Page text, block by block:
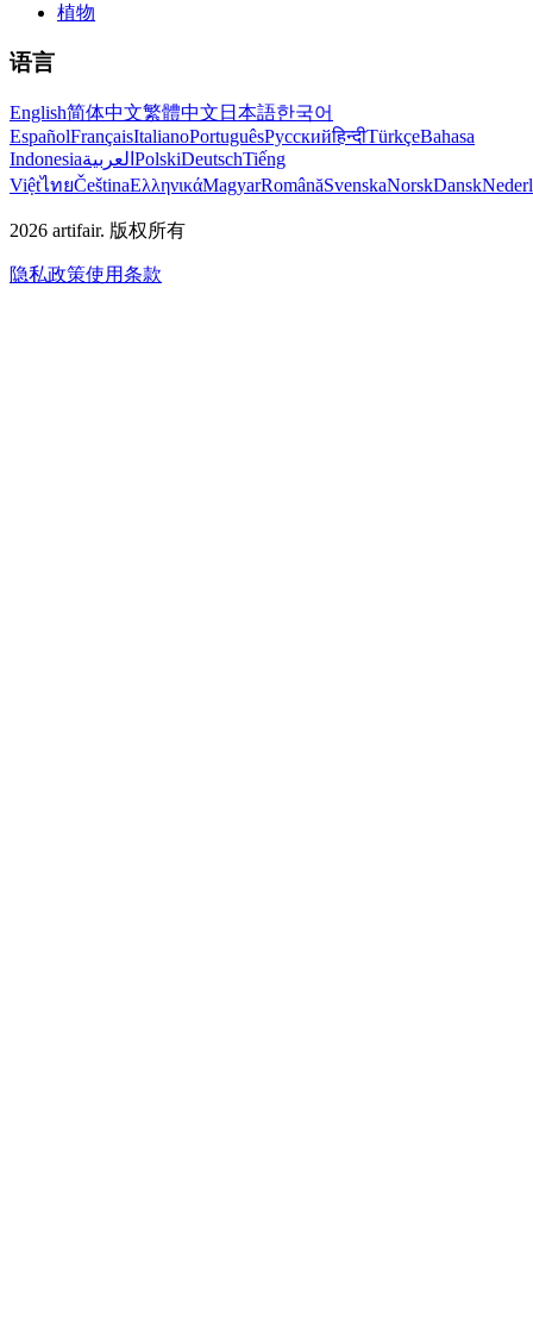
植物
语言
English简体中文繁體中文 日本語한국어
EspañolFrançaisItalianoPortuguêsРусскийहिन्दीTürkçeBahasa
Indonesiaالعربية PolskiDeutschTiếng
ViệtไทยČeštinaΕλληνικάMagyarRomânăSvenskaNorskDansk
2026 artifair. 版权所有
隐私政策使用条款